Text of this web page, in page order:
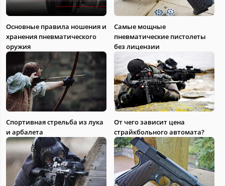
Основные правила ношения и
хранения пневматического
оружия
Самые мощные
пневматические пистолеты
без лицензии
Спортивная стрельба из лука
и арбалета
От чего зависит цена
страйкбольного автомата?